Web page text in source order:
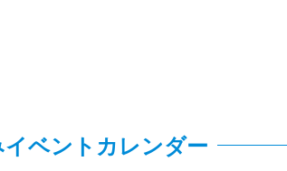
ベントカレンダー